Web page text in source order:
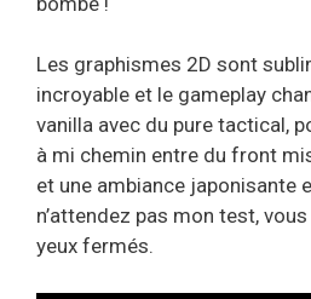
Les graphismes 2D sont
incroyable et le gameplay
vanilla avec du pure tactical,
à mi chemin entre du front
et une ambiance japonisante
n’attendez pas mon test,
yeux fermés.